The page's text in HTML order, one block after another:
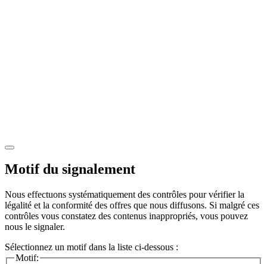
Motif du signalement
Nous effectuons systématiquement des contrôles pour vérifier la
légalité et la conformité des offres que nous diffusons. Si malgré ces
contrôles vous constatez des contenus inappropriés, vous pouvez
nous le signaler.
Sélectionnez un motif dans la liste ci-dessous :
Motif: